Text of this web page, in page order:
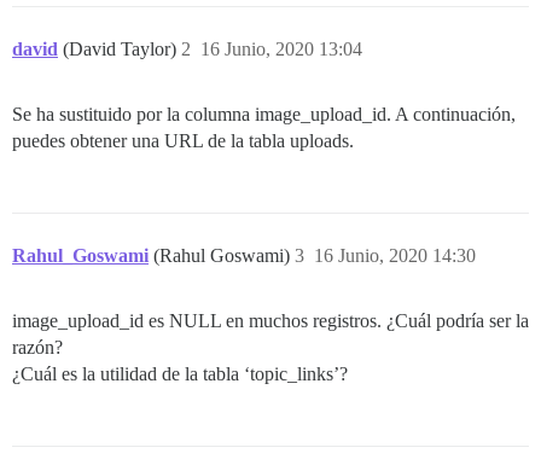
david (David Taylor) 16 Junio, 2020 13:04
2
Se ha sustituido por la columna image_upload_id. A continuación,
puedes obtener una URL de la tabla uploads.
Rahul_Goswami (Rahul Goswami) 16 Junio, 2020 14:30
3
image_upload_id es NULL en muchos registros. ¿Cuál podría ser la
razón?
¿Cuál es la utilidad de la tabla ‘topic_links’?